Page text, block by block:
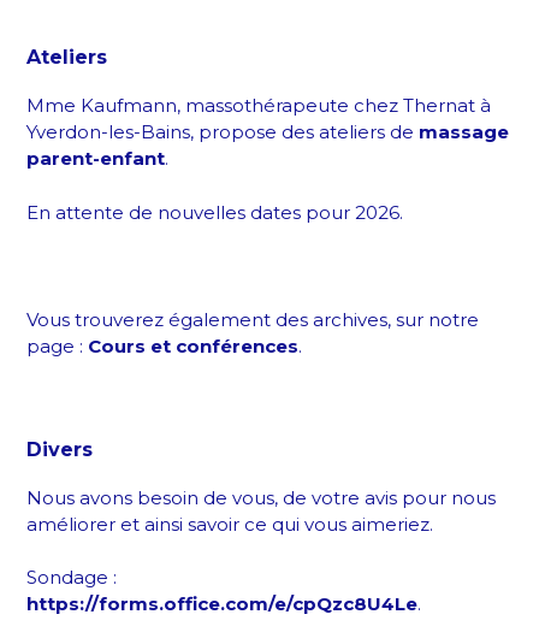
Ateliers
Mme Kaufmann, massothérapeute chez Thernat à
Yverdon-les-Bains, propose des ateliers de massage
parent-enfant.
En attente de nouvelles dates pour 2026.
Vous trouverez également des archives, sur notre
page : Cours et conférences.
Divers
Nous avons besoin de vous, de votre avis pour nous
améliorer et ainsi savoir ce qui vous aimeriez.
Sondage :
https://forms.office.com/e/cpQzc8U4Le.